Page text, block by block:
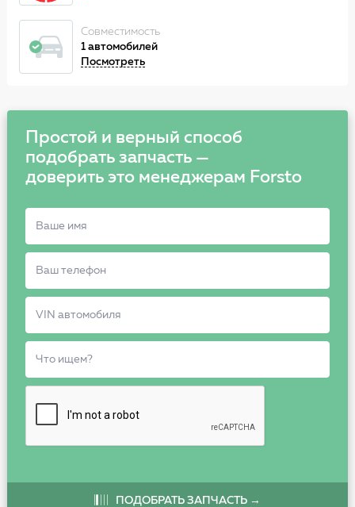
Совместимость
1 автомобилей
Посмотреть
Простой и верный способ
подобрать запчасть —
доверить это менеджерам Forsto
ПОДОБРАТЬ ЗАПЧАСТЬ →